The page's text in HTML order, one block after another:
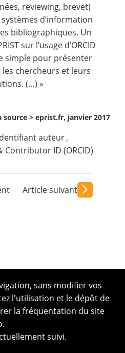
reviewing, brevet)
d’information
bibliographiques. Un
sur l’usage d’ORCID
simple pour présenter
chercheurs et leurs
(…) »
source > eprist.fr, janvier 2017
auteur,
Contributor ID (ORCID)
Article suivant
sans modifier vos
l'utilisation et le dépôt de
la fréquentation du site
suivi.